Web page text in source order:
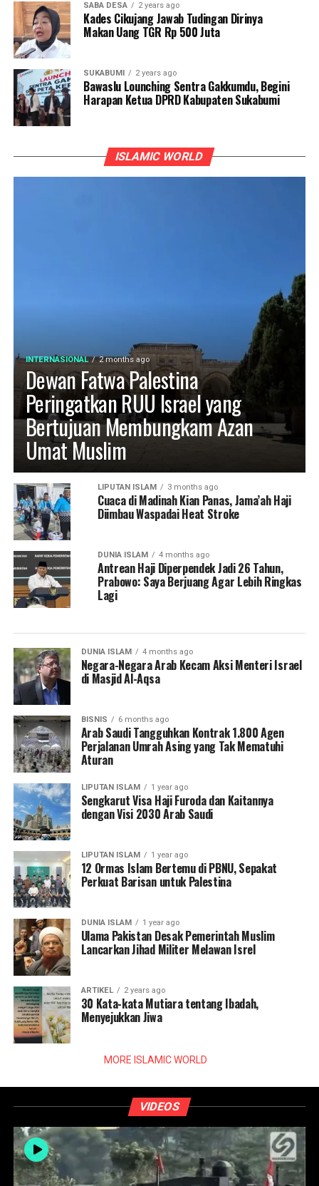
SABA DESA 2 years ago
Kades Cikujang Jawab Tudingan Dirinya
Makan Uang TGR Rp 500 Juta
SUKABUMI 2 years ago
Bawaslu Lounching Sentra Gakkumdu, Begini
Harapan Ketua DPRD Kabupaten Sukabumi
ISLAMIC WORLD
INTERNASIONAL 2 months ago
Dewan Fatwa Palestina
Peringatkan RUU Israel yang
Bertujuan Membungkam Azan
Umat Muslim
LIPUTAN ISLAM 3 months ago
Cuaca di Madinah Kian Panas, Jama’ah Haji
Diimbau Waspadai Heat Stroke
DUNIA ISLAM 4 months ago
Antrean Haji Diperpendek Jadi 26 Tahun,
Prabowo: Saya Berjuang Agar Lebih Ringkas
Lagi
DUNIA ISLAM 4 months ago
Negara-Negara Arab Kecam Aksi Menteri Israel
di Masjid Al-Aqsa
BISNIS 6 months ago
Arab Saudi Tangguhkan Kontrak 1.800 Agen
Perjalanan Umrah Asing yang Tak Mematuhi
Aturan
LIPUTAN ISLAM 1 year ago
Sengkarut Visa Haji Furoda dan Kaitannya
dengan Visi 2030 Arab Saudi
LIPUTAN ISLAM 1 year ago
12 Ormas Islam Bertemu di PBNU, Sepakat
Perkuat Barisan untuk Palestina
DUNIA ISLAM 1 year ago
Ulama Pakistan Desak Pemerintah Muslim
Lancarkan Jihad Militer Melawan Isrel
ARTIKEL 2 years ago
30 Kata-kata Mutiara tentang Ibadah,
Menyejukkan Jiwa
MORE ISLAMIC WORLD
VIDEOS